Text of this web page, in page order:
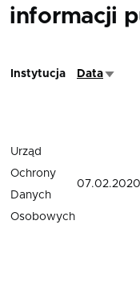
informacji
Instytucja DataSortuj
Urząd
Ochrony
Danych
Osobowych
07.02.2020